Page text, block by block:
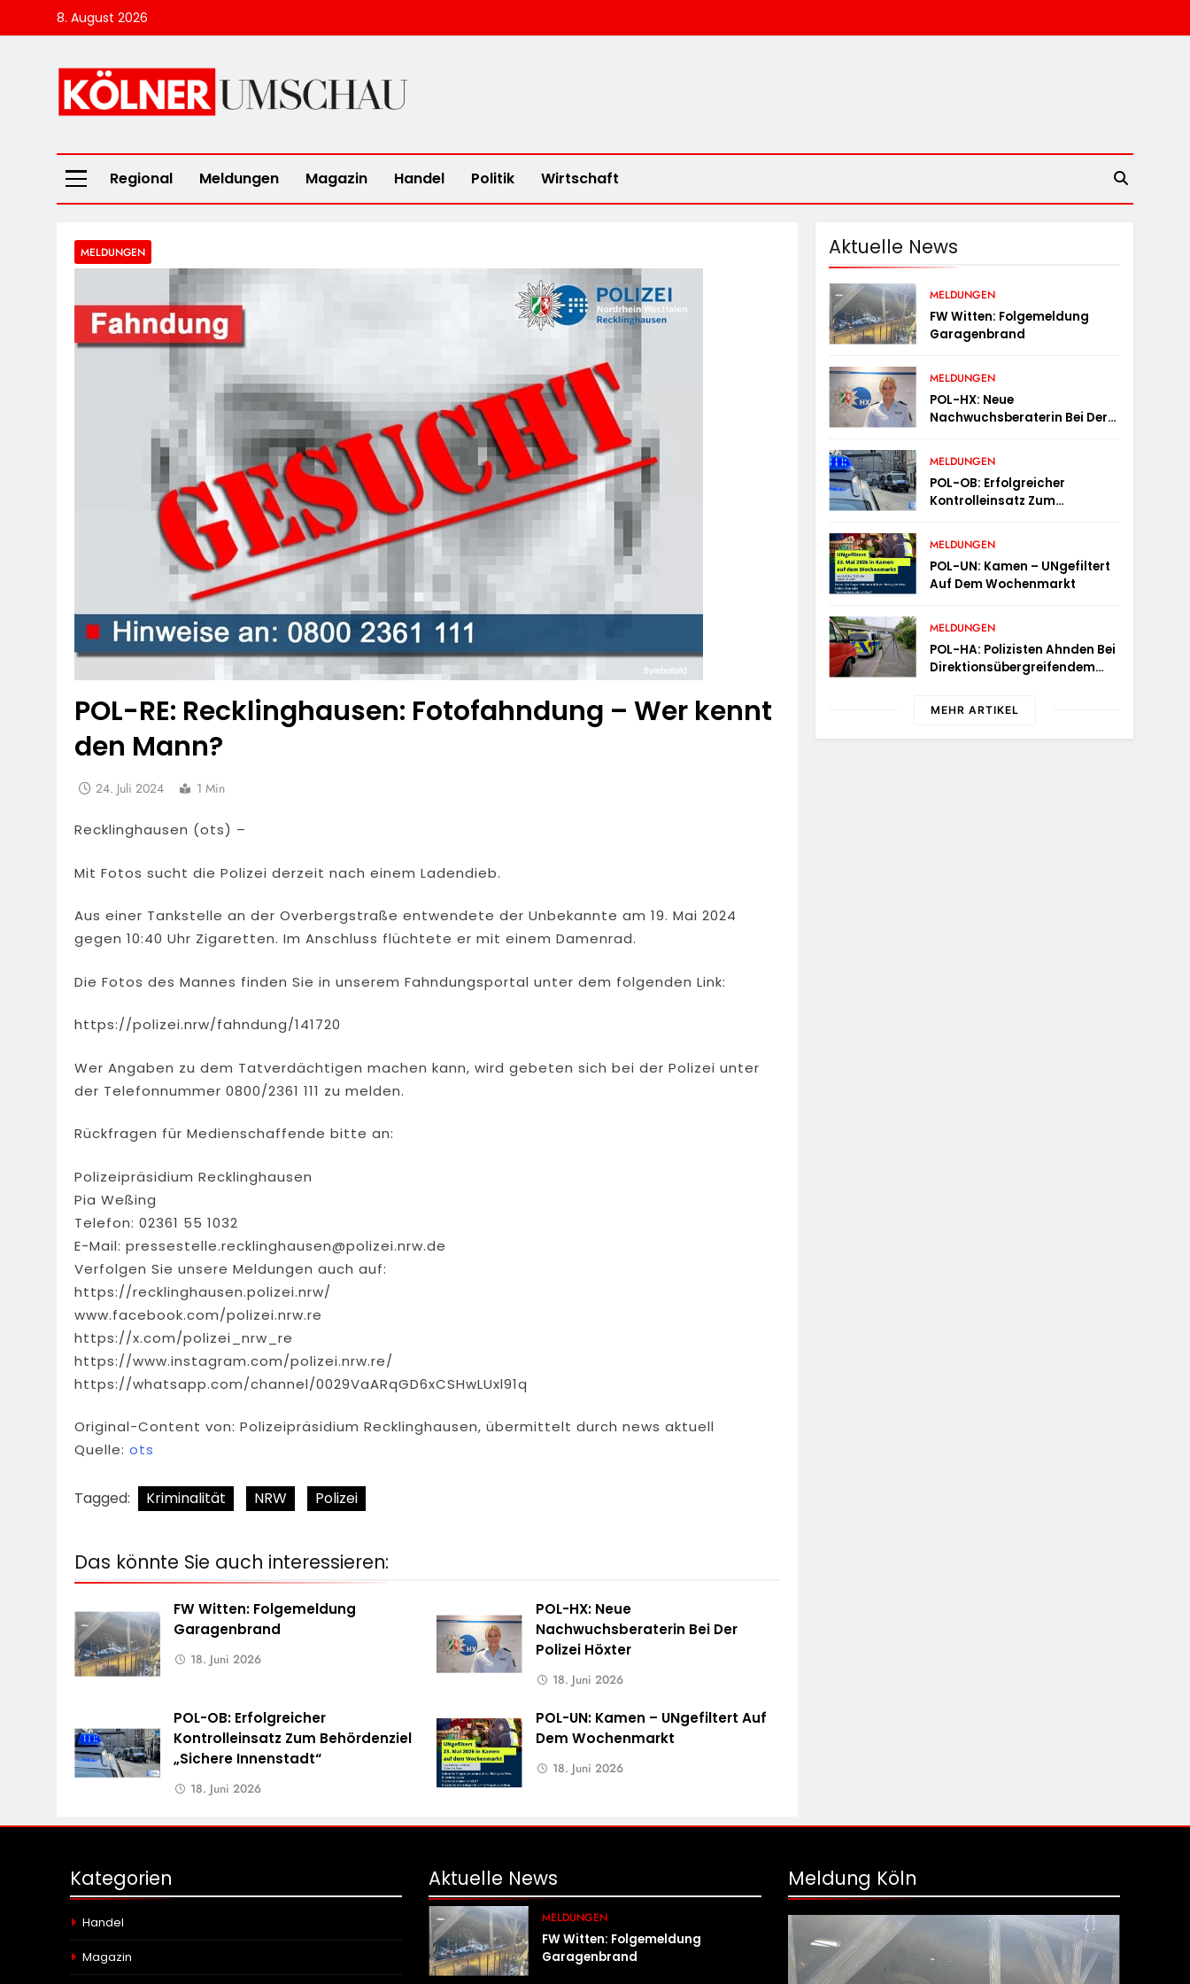
to
8. August 2026
Kölner Umschau
Regional Meldungen Magazin Handel Politik Wirtschaft
MELDUNGEN
POL-RE: Recklinghausen: Fotofahndung – Wer kennt
den Mann?
24. Juli 2024 1 Min
Recklinghausen (ots) –
Mit Fotos sucht die Polizei derzeit nach einem Ladendieb.
Aus einer Tankstelle an der Overbergstraße entwendete der Unbekannte am 19. Mai 2024
gegen 10:40 Uhr Zigaretten. Im Anschluss flüchtete er mit einem Damenrad.
Die Fotos des Mannes finden Sie in unserem Fahndungsportal unter dem folgenden Link:
https://polizei.nrw/fahndung/141720
Wer Angaben zu dem Tatverdächtigen machen kann, wird gebeten sich bei der Polizei unter
der Telefonnummer 0800/2361 111 zu melden.
Rückfragen für Medienschaffende bitte an:
Polizeipräsidium Recklinghausen
Pia Weßing
Telefon: 02361 55 1032
E-Mail: pressestelle.recklinghausen@polizei.nrw.de
Verfolgen Sie unsere Meldungen auch auf:
https://recklinghausen.polizei.nrw/
www.facebook.com/polizei.nrw.re
https://x.com/polizei_nrw_re
https://www.instagram.com/polizei.nrw.re/
https://whatsapp.com/channel/0029VaARqGD6xCSHwLUxl91q
Original-Content von: Polizeipräsidium Recklinghausen, übermittelt durch news aktuell
Quelle: ots
Tagged: Kriminalität NRW Polizei
Das könnte Sie auch interessieren:
FW Witten: Folgemeldung
Garagenbrand
18. Juni 2026
POL-HX: Neue
Nachwuchsberaterin Bei Der
Polizei Höxter
18. Juni 2026
POL-OB: Erfolgreicher
Kontrolleinsatz Zum Behördenziel
„Sichere Innenstadt“
18. Juni 2026
POL-UN: Kamen – UNgefiltert Auf
Dem Wochenmarkt
18. Juni 2026
Aktuelle News
MELDUNGEN
FW Witten: Folgemeldung
Garagenbrand
MELDUNGEN
POL-HX: Neue
Nachwuchsberaterin Bei Der
MELDUNGEN
POL-OB: Erfolgreicher
Kontrolleinsatz Zum
Innenstadt“
MELDUNGEN
POL-UN: Kamen – UNgefiltert
Auf Dem Wochenmarkt
MELDUNGEN
POL-HA: Polizisten Ahnden Bei
Direktionsübergreifendem
Verstöße
MEHR ARTIKEL
Kategorien
Handel
Magazin
Aktuelle News
MELDUNGEN
FW Witten: Folgemeldung
Garagenbrand
Meldung Köln